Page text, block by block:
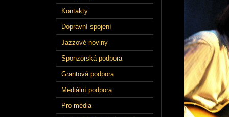
Kontakty
Dopravní spojení
Jazzové noviny
Sponzorská podpora
Grantová podpora
Mediální podpora
Pro média